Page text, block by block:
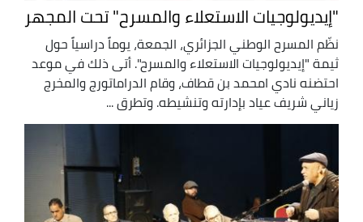
"إيديولوجيات الاستعلاء والمسرح" تحت المجهر
نظّم المسرح الوطني الجزائري، الجمعة، يوماً دراسياً حول
ثيمة "إيديولوجيات الاستعلاء والمسرح". أتى ذلك في موعد
احتضنه نادي امحمد بن قطاف، وقام الدراماتورج والمخرج
زياني شريف عياد بإدارته وتنشيطه. وتطرق ...